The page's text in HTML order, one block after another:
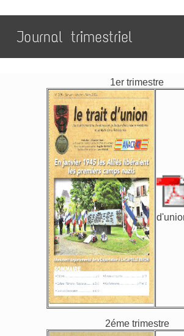
Journal trimestriel
1er trimestre
2éme trimestre